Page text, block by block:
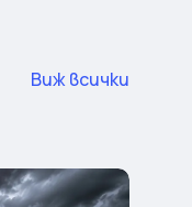
Виж всички